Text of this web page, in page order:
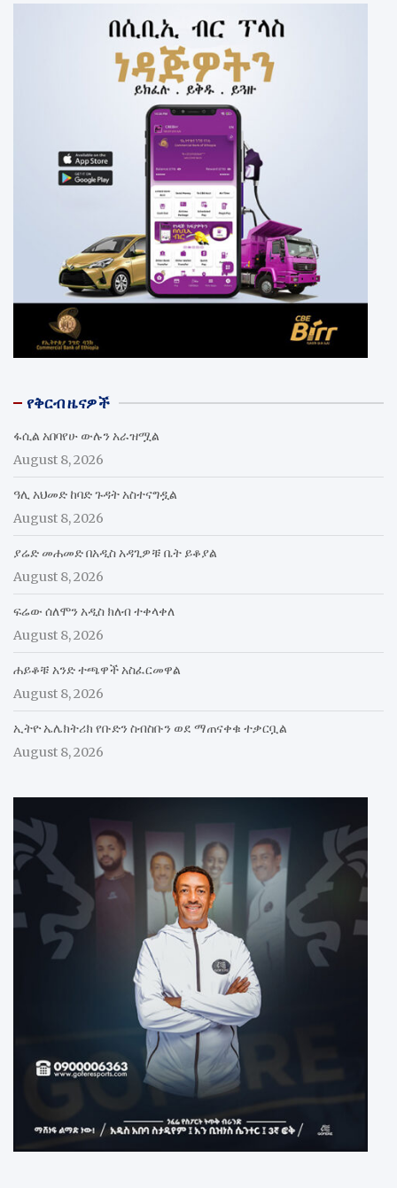
የቅርብ ዜናዎች
ፋሲል አበባየሁ ውሉን አራዝሟል
August 8, 2026
ዓሊ አህመድ ከባድ ጉዳት አስተናግዷል
August 8, 2026
ያሬድ መሐመድ በአዲስ አዳጊዎቹ ቤት ይቆያል
August 8, 2026
ፍሬው ሰለሞን አዲስ ክለብ ተቀላቀለ
August 8, 2026
ሐይቆቹ አንድ ተጫዋች አስፈርመዋል
August 8, 2026
ኢትዮ ኤሌክትሪክ የቡድን ስብስቡን ወደ ማጠናቀቁ ተቃርቧል
August 8, 2026